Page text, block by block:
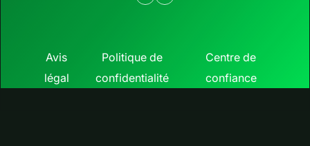
Avis
légal
Politique de
confidentialité
Centre de
confiance